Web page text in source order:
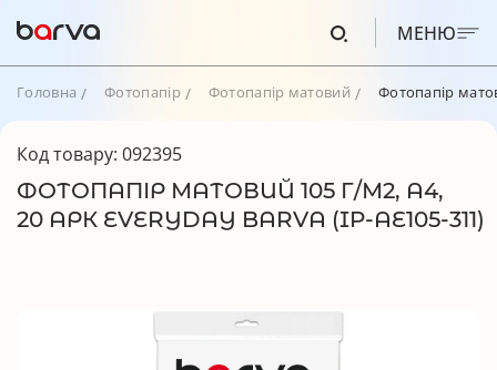
МЕНЮ
Головна Фотопапір Фотопапір матовий Фотопапір
Код товару: 092395
ФОТОПАПІР МАТОВИЙ 105 Г/М2, A4,
20 АРК EVERYDAY BARVA (IP-AE105-311)